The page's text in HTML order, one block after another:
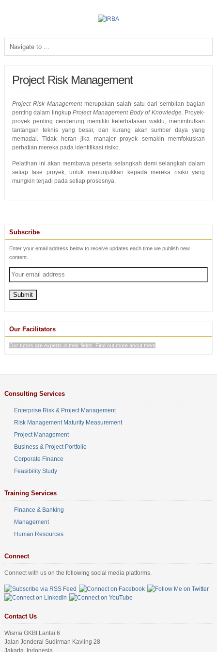
Project Risk Management
Project Risk Managementmerupakan salah satu dari sembilan bagian
penting dalam lingkupProject Management Body of Knowledge. Proyek-
proyek penting cenderung memiliki keterbatasan waktu, menimbulkan
tantangan teknis yang besar, dan kurang akan sumber daya yang
memadai. Tidak heran jika manajer proyek semakin memfokuskan
perhatian mereka pada identifikasi risiko.
Pelatihan ini akan membawa peserta selangkah demi selangkah dalam
setiap fase proyek, untuk menunjukkan kepada mereka risiko yang
mungkin terjadi pada setiap prosesnya.
Subscribe
Enter your email address below to receive updates each time we publish new
content.
Our Facilitators
Our tutors are experts in their fields. Find out more about them
Consulting Services
Enterprise Risk & Project Management
Risk Management Maturity Measurement
Project Management
Business & Project Portfolio
Corporate Finance
Feasibility Study
Training Services
Finance & Banking
Management
Human Resources
Connect
Connect with us on the following social media platforms.
Contact Us
Wisma GKBI Lantai 6
Jalan Jenderal Sudirman Kavling 28
Jakarta, Indonesia